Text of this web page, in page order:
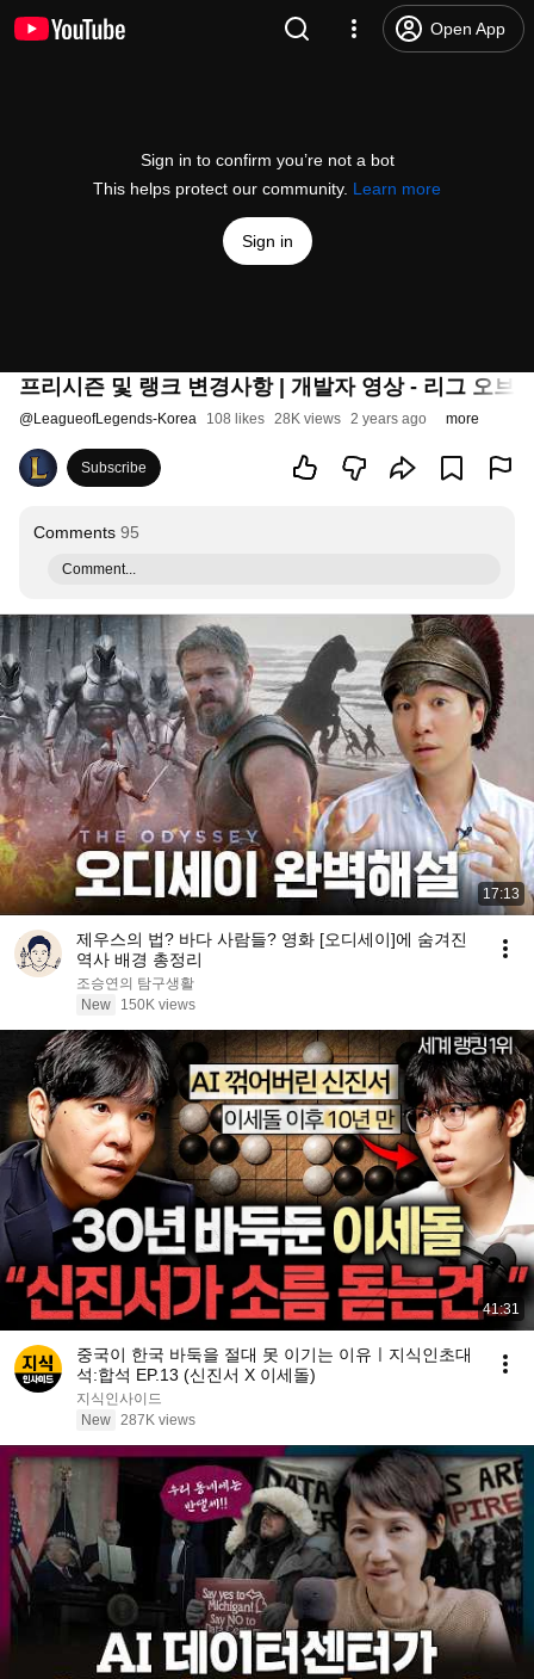
Open App
Sign in to confirm you’re not a bot
This helps protect our community. Learn more
Sign in
프리시즌 및 랭크 변경사항 | 개발자 영상 - 리그 오브
@LeagueofLegends-Korea 108 likes 28K views 2 years ago more
Subscribe
Comments 95
Comment...
17:13
제우스의 법? 바다 사람들? 영화 [오디세이]에 숨겨진
역사 배경 총정리
조승연의 탐구생활
New
150K views
41:31
중국이 한국 바둑을 절대 못 이기는 이유ㅣ지식인초대
석:합석 EP.13 (신진서 X 이세돌)
지식인사이드
New 287K views